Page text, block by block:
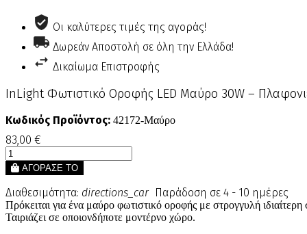
Οι καλύτερες τιμές της αγοράς!
Δωρεάν Αποστολή σε όλη την Ελλάδα!
Δικαίωμα Επιστροφής
InLight Φωτιστικό Οροφής LED Μαύρο 30W –
Κωδικός Προϊόντος: 42172-Μαύρο
83,00 €
ΑΓΟΡΑΣΕ ΤΟ
Διαθεσιμότητα: directions_car Παράδοση σε 4 - 10 ημέρες
Πρόκειται για ένα μαύρο φωτιστικό οροφής με στρογγυλή
Ταιριάζει σε οποιονδήποτε μοντέρνο χώρο.